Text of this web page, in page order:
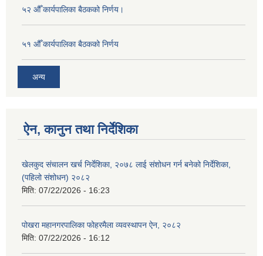
५२ औँ कार्यपालिका बैठकको निर्णय।
५१ औँ कार्यपालिका बैठकको निर्णय
अन्य
ऐन, कानुन तथा निर्देशिका
खेलकुद संचालन खर्च निर्देशिका, २०७८ लाई संशोधन गर्न बनेको निर्देशिका,
(पहिलो संशोधन) २०८२
मिति: 07/22/2026 - 16:23
पोखरा महानगरपालिका फोहरमैला व्यवस्थापन ऐन, २०८२
मिति: 07/22/2026 - 16:12